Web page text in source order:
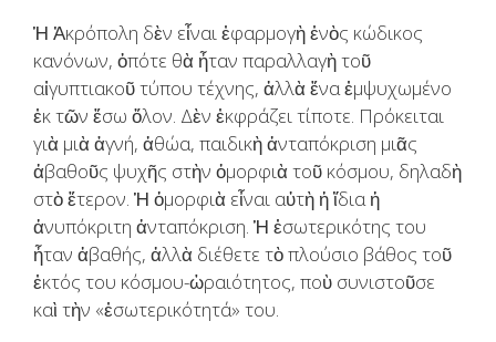
Ἡ Ἀκρόπολη δὲν εἶναι ἐφαρμογὴ ἑνὸς κώδικος
κανόνων, ὁπότε θὰ ἦταν παραλλαγὴ τοῦ
αἰγυπτιακοῦ τύπου τέχνης, ἀλλὰ ἕνα ἐμψυχωμένο
ἐκ τῶν ἔσω ὅλον. Δὲν ἐκφράζει τίποτε. Πρόκειται
γιὰ μιὰ ἁγνή, ἀθώα, παιδικὴ ἀνταπόκριση μιᾶς
ἀβαθοῦς ψυχῆς στὴν ὀμορφιὰ τοῦ κόσμου, δηλαδὴ
στὸ ἕτερον. Ἡ ὀμορφιὰ εἶναι αὐτὴ ἡ ἴδια ἡ
ἀνυπόκριτη ἀνταπόκριση. Ἡ ἐσωτερικότης του
ἦταν ἀβαθής, ἀλλὰ διέθετε τὸ πλούσιο βάθος τοῦ
ἐκτός του κόσμου-ὡραιότητος, ποὺ συνιστοῦσε
καὶ τὴν «ἐσωτερικότητά» του.